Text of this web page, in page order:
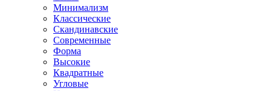
Минимализм
Классические
Скандинавские
Современные
Форма
Высокие
Квадратные
Угловые